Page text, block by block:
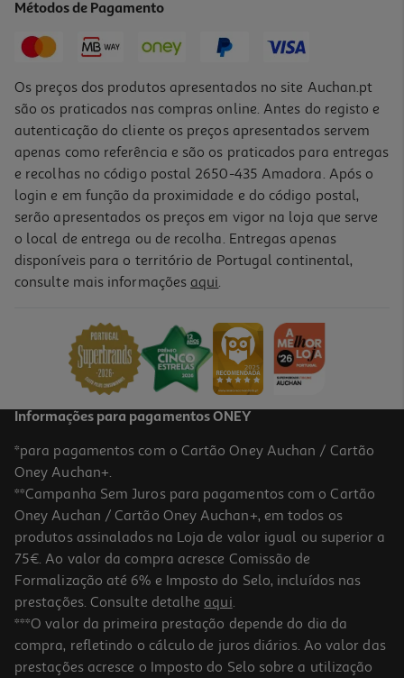
7,99 € PVP de editor
-10%
Livro Caderno #1 - Verão De Daniel López Valle
PVP de editor
12,96 €
-10%
Livro O Match Perfeito
13.05 €/un
14,50 € PVP de editor
Métodos de Pagamento
Os preços dos produtos apresentados no site Auchan.pt
são os praticados nas compras online. Antes do registo e
autenticação do cliente os preços apresentados servem
apenas como referência e são os praticados para entregas
e recolhas no código postal 2650-435 Amadora. Após o
login e em função da proximidade e do código postal,
serão apresentados os preços em vigor na loja que serve
o local de entrega ou de recolha. Entregas apenas
disponíveis para o território de Portugal continental,
consulte mais informações aqui.
Informações para pagamentos ONEY
*para pagamentos com o Cartão Oney Auchan / Cartão
Oney Auchan+.
**Campanha Sem Juros para pagamentos com o Cartão
Oney Auchan / Cartão Oney Auchan+, em todos os
produtos assinalados na Loja de valor igual ou superior a
75€. Ao valor da compra acresce Comissão de
Formalização até 6% e Imposto do Selo, incluídos nas
prestações. Consulte detalhe aqui.
***O valor da primeira prestação depende do dia da
compra, refletindo o cálculo de juros diários. Ao valor das
prestações acresce o Imposto do Selo sobre a utilização